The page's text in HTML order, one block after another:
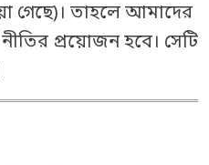
গেছে)। তাহলে আমাদের
প্রয়োজন হবে। সেটি